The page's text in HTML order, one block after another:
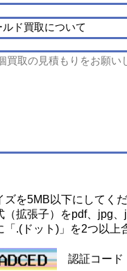
ズを5MB以下にしてくだ
（拡張子）をpdf、jpg
「.(ドット)」を2つ以上
認証コード